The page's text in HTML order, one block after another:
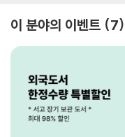
이 분야의 이벤트 7